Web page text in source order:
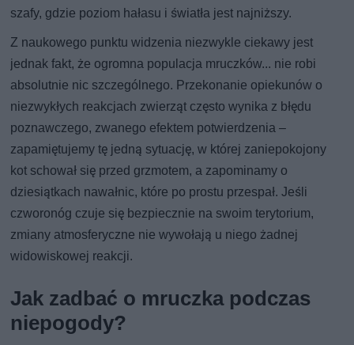
szafy, gdzie poziom hałasu i światła jest najniższy.
Z naukowego punktu widzenia niezwykle ciekawy jest
jednak fakt, że ogromna populacja mruczków... nie robi
absolutnie nic szczególnego. Przekonanie opiekunów o
niezwykłych reakcjach zwierząt często wynika z błędu
poznawczego, zwanego efektem potwierdzenia –
zapamiętujemy tę jedną sytuację, w której zaniepokojony
kot schował się przed grzmotem, a zapominamy o
dziesiątkach nawałnic, które po prostu przespał. Jeśli
czworonóg czuje się bezpiecznie na swoim terytorium,
zmiany atmosferyczne nie wywołają u niego żadnej
widowiskowej reakcji.
Jak zadbać o mruczka podczas
niepogody?